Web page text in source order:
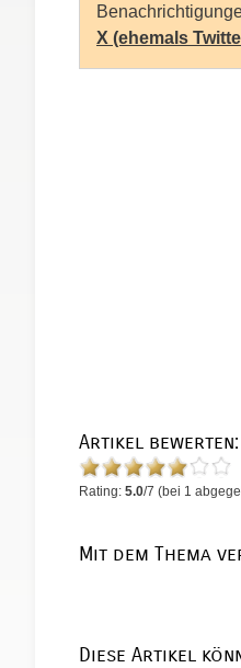
X (ehemals
Artikel bewerten:
Rating: 5.0/7 (bei 1
Mit dem Thema
Diese Artikel